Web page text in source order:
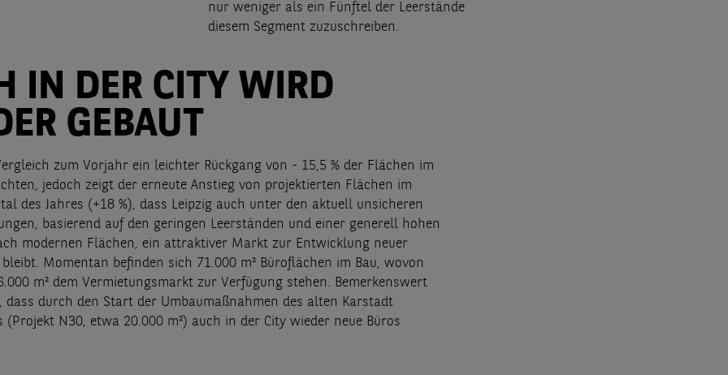
nur weniger als ein Fünftel der Leerstände
diesem Segment zuzuschreiben.
IN DER CITY WIRD
GEBAUT
zum Vorjahr ein leichter Rückgang von - 15,5 % der Flächen im
jedoch zeigt der erneute Anstieg von projektierten Flächen im
des Jahres (+18 %), dass Leipzig auch unter den aktuell unsicheren
basierend auf den geringen Leerständen und einer generell hohen
modernen Flächen, ein attraktiver Markt zur Entwicklung neuer
bleibt. Momentan befinden sich 71.000 m² Büroflächen im Bau, wovon
m² dem Vermietungsmarkt zur Verfügung stehen. Bemerkenswert
dass durch den Start der Umbaumaßnahmen des alten Karstadt
(Projekt N30, etwa 20.000 m²) auch in der City wieder neue Büros